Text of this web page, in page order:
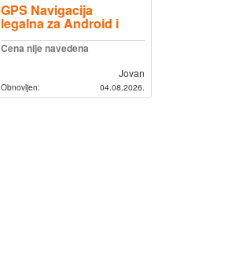
GPS Navigacija
legalna za Android i
WinCe uređaje -
Popust
Cena nije navedena
Jovan
Obnovljen: 04.08.2026.